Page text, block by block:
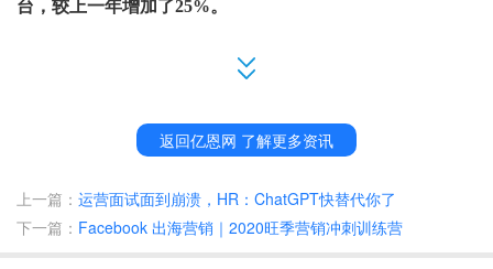
台，较上一年增加了25%。
2023年社媒营销或将成为亚马逊卖家的有力武
41%的亚马逊卖家已经开始使用社交媒体营
TikTok和Youtube上的预算更是有了大幅提高。
数据显示，使用社交媒体营销的亚马逊卖家中有31%会使用
返回亿恩网 了解更多资讯
上一篇： 运营面试面到崩溃，HR：ChatGPT快替代你了
下一篇： Facebook 出海营销｜2020旺季营销冲刺训练营